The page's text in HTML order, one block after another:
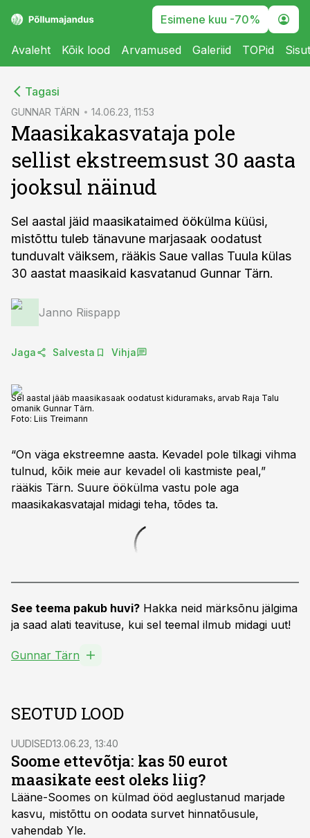
Esimene kuu -70%
Avaleht Kõik lood Arvamused Galeriid TOPid
Tagasi
GUNNAR TÄRN 14.06.23, 11:53
Maasikakasvataja pole
sellist ekstreemsust 30 aasta
jooksul näinud
Sel aastal jäid maasikataimed öökülma küüsi,
mistõttu tuleb tänavune marjasaak oodatust
tunduvalt väiksem, rääkis Saue vallas Tuula külas
30 aastat maasikaid kasvatanud Gunnar Tärn.
Janno Riispapp
Jaga Salvesta Vihja
Sel aastal jääb maasikasaak oodatust kiduramaks, arvab Raja Talu
omanik Gunnar Tärn.
Foto: Liis Treimann
“On väga ekstreemne aasta. Kevadel pole tilkagi vihma
tulnud, kõik meie aur kevadel oli kastmiste peal,”
rääkis Tärn. Suure öökülma vastu pole aga
maasikakasvatajal midagi teha, tõdes ta.
See teema pakub huvi? Hakka neid märksõnu jälgima
ja saad alati teavituse, kui sel teemal ilmub midagi uut!
Gunnar Tärn
SEOTUD LOOD
UUDISED13.06.23, 13:40
Soome ettevõtja: kas 50 eurot
maasikate eest oleks liig?
Lääne-Soomes on külmad ööd aeglustanud marjade
kasvu, mistõttu on oodata survet hinnatõusule,
vahendab Yle.